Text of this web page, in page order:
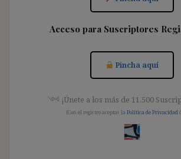
Acceso para Suscriptores
Pincha aquí
༺ ¡Únete a los más de 11.500
[Con el registro aceptas la Política de Privacidad